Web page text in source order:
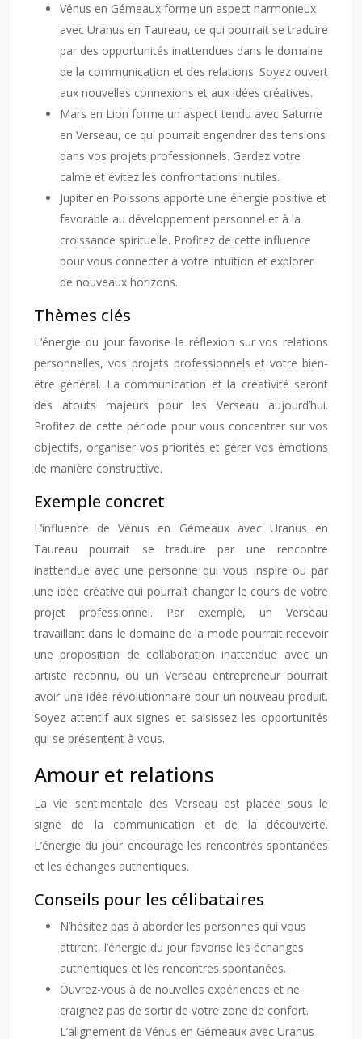
Vénus en Gémeaux forme un aspect harmonieux
avec Uranus en Taureau, ce qui pourrait se traduire
par des opportunités inattendues dans le domaine
de la communication et des relations. Soyez ouvert
aux nouvelles connexions et aux idées créatives.
Mars en Lion forme un aspect tendu avec Saturne
en Verseau, ce qui pourrait engendrer des tensions
dans vos projets professionnels. Gardez votre
calme et évitez les confrontations inutiles.
Jupiter en Poissons apporte une énergie positive et
favorable au développement personnel et à la
croissance spirituelle. Profitez de cette influence
pour vous connecter à votre intuition et explorer
de nouveaux horizons.
Thèmes clés
L’énergie du jour favorise la réflexion sur vos relations
personnelles, vos projets professionnels et votre bien-
être général. La communication et la créativité seront
des atouts majeurs pour les Verseau aujourd’hui.
Profitez de cette période pour vous concentrer sur vos
objectifs, organiser vos priorités et gérer vos émotions
de manière constructive.
Exemple concret
L’influence de Vénus en Gémeaux avec Uranus en
Taureau pourrait se traduire par une rencontre
inattendue avec une personne qui vous inspire ou par
une idée créative qui pourrait changer le cours de votre
projet professionnel. Par exemple, un Verseau
travaillant dans le domaine de la mode pourrait recevoir
une proposition de collaboration inattendue avec un
artiste reconnu, ou un Verseau entrepreneur pourrait
avoir une idée révolutionnaire pour un nouveau produit.
Soyez attentif aux signes et saisissez les opportunités
qui se présentent à vous.
Amour et relations
La vie sentimentale des Verseau est placée sous le
signe de la communication et de la découverte.
L’énergie du jour encourage les rencontres spontanées
et les échanges authentiques.
Conseils pour les célibataires
N’hésitez pas à aborder les personnes qui vous
attirent, l’énergie du jour favorise les échanges
authentiques et les rencontres spontanées.
Ouvrez-vous à de nouvelles expériences et ne
craignez pas de sortir de votre zone de confort.
L’alignement de Vénus en Gémeaux avec Uranus